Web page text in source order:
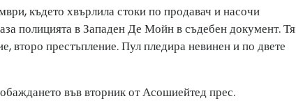
където хвърлила стоки по продавач и насочи
полицията в Западен Де Мойн в съдебен документ. Тя
второ престъпление. Пул пледира невинен и по двете
във вторник от Асошиейтед прес.